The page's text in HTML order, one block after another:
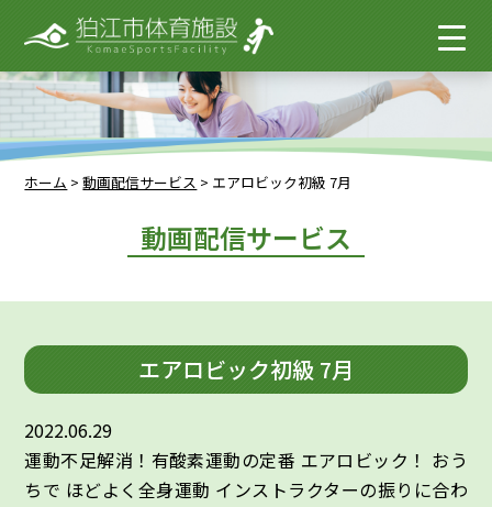
ホーム >動画配信サービス > エアロビック初級 7月
動画配信サービス
エアロビック初級 7月
2022.06.29
運動不足解消！有酸素運動の定番 エアロビック！ おう
ちで ほどよく全身運動 インストラクターの振りに合わ